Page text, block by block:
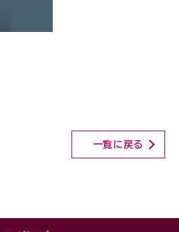
一覧に戻る